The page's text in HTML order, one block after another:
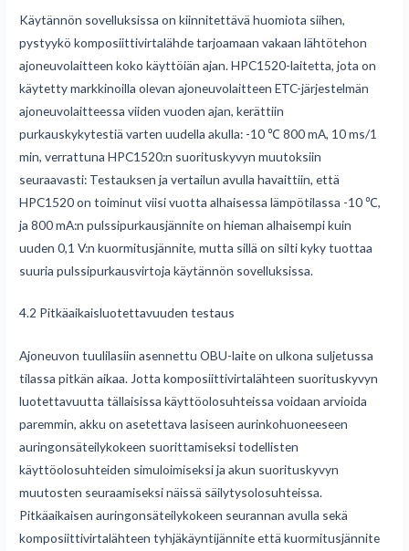
Käytännön sovelluksissa on kiinnitettävä huomiota siihen,
pystyykö komposiittivirtalähde tarjoamaan vakaan lähtötehon
ajoneuvolaitteen koko käyttöiän ajan. HPC1520-laitetta, jota on
käytetty markkinoilla olevan ajoneuvolaitteen ETC-järjestelmän
ajoneuvolaitteessa viiden vuoden ajan, kerättiin
purkauskykytestiä varten uudella akulla: -10 ℃ 800 mA, 10 ms/1
min, verrattuna HPC1520:n suorituskyvyn muutoksiin
seuraavasti: Testauksen ja vertailun avulla havaittiin, että
HPC1520 on toiminut viisi vuotta alhaisessa lämpötilassa -10 ℃,
ja 800 mA:n pulssipurkausjännite on hieman alhaisempi kuin
uuden 0,1 V:n kuormitusjännite, mutta sillä on silti kyky tuottaa
suuria pulssipurkausvirtoja käytännön sovelluksissa.
4.2 Pitkäaikaisluotettavuuden testaus
Ajoneuvon tuulilasiin asennettu OBU-laite on ulkona suljetussa
tilassa pitkän aikaa. Jotta komposiittivirtalähteen suorituskyvyn
luotettavuutta tällaisissa käyttöolosuhteissa voidaan arvioida
paremmin, akku on asetettava lasiseen aurinkohuoneeseen
auringonsäteilykokeen suorittamiseksi todellisten
käyttöolosuhteiden simuloimiseksi ja akun suorituskyvyn
muutosten seuraamiseksi näissä säilytysolosuhteissa.
Pitkäaikaisen auringonsäteilykokeen seurannan avulla sekä
komposiittivirtalähteen tyhjäkäyntijännite että kuormitusjännite